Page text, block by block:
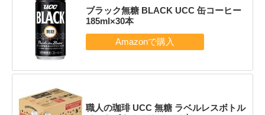
ブラック無糖 BLACK UCC 缶コーヒー
185ml×30本
職人の珈琲 UCC 無糖 ラベルレスボトル